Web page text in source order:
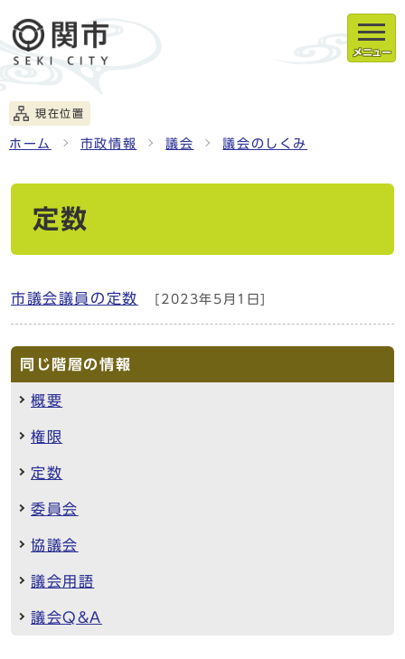
メニュー
現在位置
ホーム 市政情報 議会 議会のしくみ
定数
市議会議員の定数 [2023年5月1日]
同じ階層の情報
概要
権限
定数
委員会
協議会
議会用語
議会Q&A